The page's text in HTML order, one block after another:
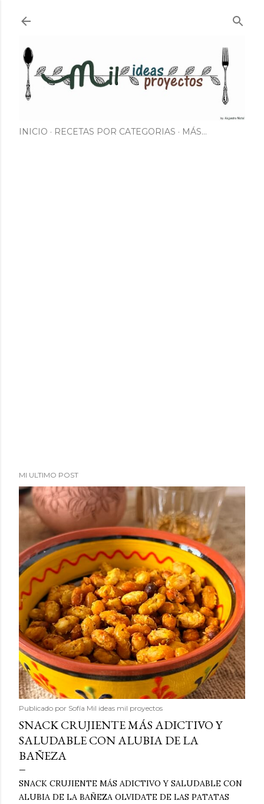
INICIO RECETAS POR CATEGORIAS MÁS…
MI ULTIMO POST
Publicado por Sofía Mil ideas mil proyectos
SNACK CRUJIENTE MÁS ADICTIVO Y
SALUDABLE CON ALUBIA DE LA
BAÑEZA
SNACK CRUJIENTE MÁS ADICTIVO Y SALUDABLE CON
ALUBIA DE LA BAÑEZA OLVIDATE DE LAS PATATAS